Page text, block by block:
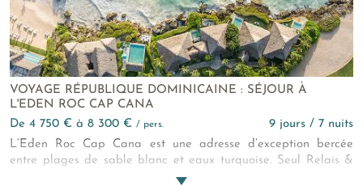
VOYAGE RÉPUBLIQUE DOMINICAINE : SÉJOUR À
L'EDEN ROC CAP CANA
de 4 750 € à 8 300 € / pers.
9 jours / 7 nuits
L’Eden Roc Cap Cana est une adresse d’exception bercée
entre plages de sable blanc et eaux turquoise. Seul Relais &
Châteaux de République dominicaine et couronné “Meilleur